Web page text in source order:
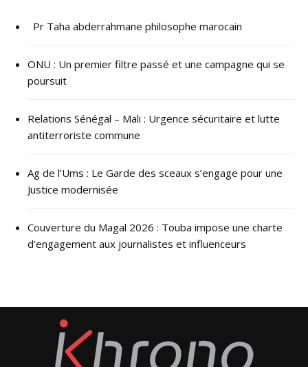
Pr Taha abderrahmane philosophe marocain
ONU : ​Un premier filtre passé et une campagne qui se
poursuit
Relations Sénégal – Mali : Urgence sécuritaire et lutte
antiterroriste commune
Ag de l’Ums : Le Garde des sceaux s’engage pour une
Justice modernisée
Couverture du Magal 2026 : Touba impose une charte
d’engagement aux journalistes et influenceurs